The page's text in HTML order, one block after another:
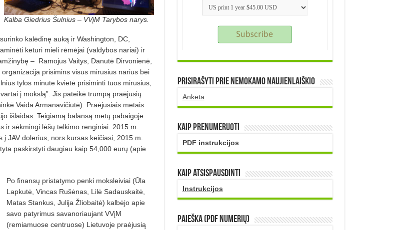
Kalba Giedrius Šulnius – VVįM Tarybos narys.
kalėdinę auką ir Washington, DC,
keturi mieli rėmėjai (valdybos nariai) ir
– Ramojus Vaitys, Danutė Dirvonienė,
prisimins visus mirusius narius bei
tylos minute kvietė prisiminti tuos mirusius,
į mokslą”. Jis pateikė trumpą praėjusių
Vaida Armanavičiūtė). Praėjusiais metais
išlaidas. Teigiamą balansą metų pabaigoje
ir sėkmingi lėšų telkimo renginiai. 2015 m.
JAV dolerius, nors kursas keičiasi, 2015 m.
paskirstyti daugiau kaip 54,000 eurų (apie
Po finansų pristatymo penki moksleiviai (Ūla
Lapkutė, Vincas Rušėnas, Lilė Sadauskaitė,
Matas Stankus, Julija Žliobaitė) kalbėjo apie
savo patyrimus savanoriaujant VVįM
(remiamuose centruose) Lietuvoje praėjusią
Prisirašyti prie nemokamo naujienlaiškio
Anketa
Kaip prenumeruoti
PDF instrukcijos
Kaip atsispausdinti
Instrukcijos
PAIEŠKA (PDF numerių)